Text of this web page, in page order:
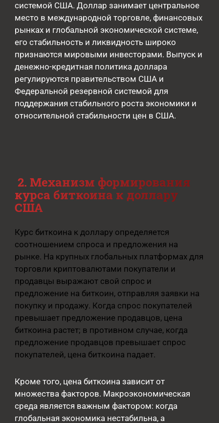
системой США. Доллар занимает центральное
место в международной торговле, финансовых
рынках и глобальной экономической системе,
его стабильность и ликвидность широко
признаются мировыми инвесторами. Выпуск и
денежно-кредитная политика доллара
регулируются правительством США и
Федеральной резервной системой для
поддержания стабильного роста экономики и
относительной стабильности цен в США.
2. Механизм формирования
курса биткоина к доллару
США
Курс биткоина к доллару определяется
соотношением спроса и предложения на
рынке. На крупных глобальных платформах для
торговли криптовалютами покупатели и
продавцы выражают свой спрос и
предложение на биткоин, отправляя заявки на
покупку и продажу. Когда спрос покупателей
превышает предложение продавцов, цена
биткоина растет; в противном случае, когда
предложение продавцов превышает спрос
покупателей, цена биткоина падает.
Кроме того, цена биткоина зависит от
множества факторов. Макроэкономическая
среда является важным фактором: когда
глобальная экономика нестабильна, а